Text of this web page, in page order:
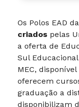
Os Polos EAD
criados pelas
a oferta de
Sul Educacional
MEC,
oferecem
graduação a
disponibilizam